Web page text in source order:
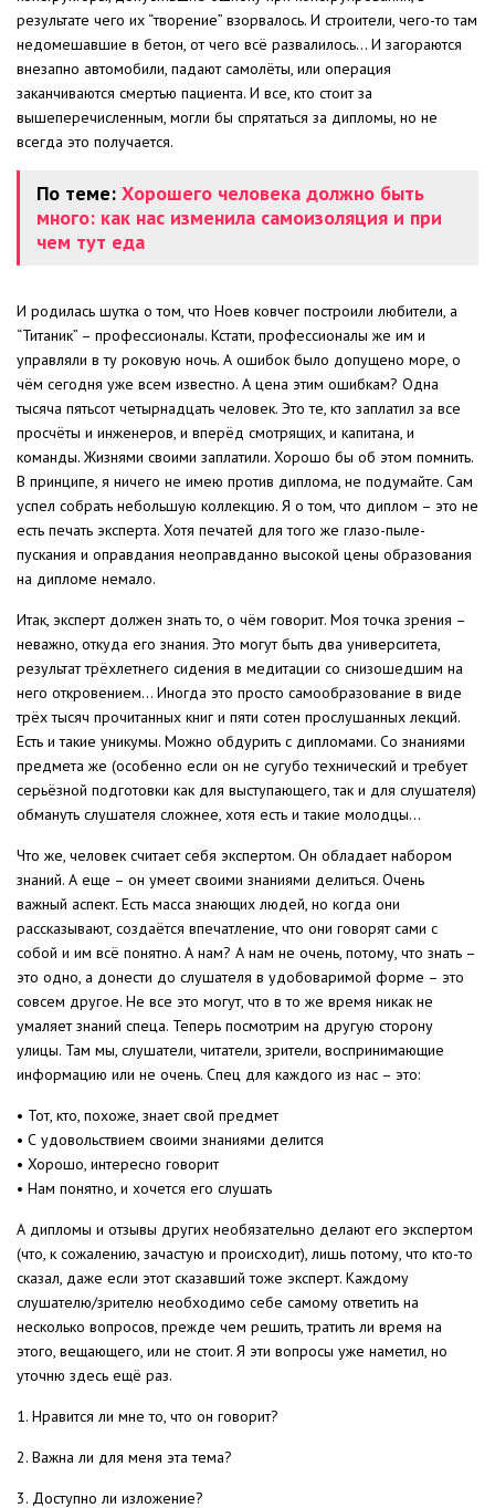
результате чего их “творение” взорвалось. И строители, чего-то там
недомешавшие в бетон, от чего всё развалилось… И загораются
внезапно автомобили, падают самолёты, или операция
заканчиваются смертью пациента. И все, кто стоит за
вышеперечисленным, могли бы спрятаться за дипломы, но не
всегда это получается.
По теме: Хорошего человека должно быть
много: как нас изменила самоизоляция и при
чем тут еда
И родилась шутка о том, что Ноев ковчег построили любители, а
“Титаник” – профессионалы. Кстати, профессионалы же им и
управляли в ту роковую ночь. А ошибок было допущено море, о
чём сегодня уже всем известно. А цена этим ошибкам? Одна
тысяча пятьсот четырнадцать человек. Это те, кто заплатил за все
просчёты и инженеров, и вперёд смотрящих, и капитана, и
команды. Жизнями своими заплатили. Хорошо бы об этом помнить.
В принципе, я ничего не имею против диплома, не подумайте. Сам
успел собрать небольшую коллекцию. Я о том, что диплом – это не
есть печать эксперта. Хотя печатей для того же глазо-пыле-
пускания и оправдания неоправданно высокой цены образования
на дипломе немало.
Итак, эксперт должен знать то, о чём говорит. Моя точка зрения –
неважно, откуда его знания. Это могут быть два университета,
результат трёхлетнего сидения в медитации со снизошедшим на
него откровением… Иногда это просто самообразование в виде
трёх тысяч прочитанных книг и пяти сотен прослушанных лекций.
Есть и такие уникумы. Можно обдурить с дипломами. Со знаниями
предмета же (особенно если он не сугубо технический и требует
серьёзной подготовки как для выступающего, так и для слушателя)
обмануть слушателя сложнее, хотя есть и такие молодцы…
Что же, человек считает себя экспертом. Он обладает набором
знаний. А еще – он умеет своими знаниями делиться. Очень
важный аспект. Есть масса знающих людей, но когда они
рассказывают, создаётся впечатление, что они говорят сами с
собой и им всё понятно. А нам? А нам не очень, потому, что знать –
это одно, а донести до слушателя в удобоваримой форме – это
совсем другое. Не все это могут, что в то же время никак не
умаляет знаний спеца. Теперь посмотрим на другую сторону
улицы. Там мы, слушатели, читатели, зрители, воспринимающие
информацию или не очень. Спец для каждого из нас – это:
• Тот, кто, похоже, знает свой предмет
• С удовольствием своими знаниями делится
• Хорошо, интересно говорит
• Нам понятно, и хочется его слушать
А дипломы и отзывы других необязательно делают его экспертом
(что, к сожалению, зачастую и происходит), лишь потому, что кто-то
сказал, даже если этот сказавший тоже эксперт. Каждому
слушателю/зрителю необходимо себе самому ответить на
несколько вопросов, прежде чем решить, тратить ли время на
этого, вещающего, или не стоит. Я эти вопросы уже наметил, но
уточню здесь ещё раз.
1. Нравится ли мне то, что он говорит?
2. Важна ли для меня эта тема?
3. Доступно ли изложение?